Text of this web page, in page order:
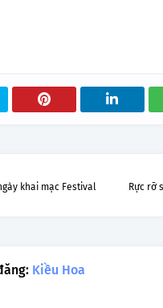
Rực rỡ
khai mạc Festival
Kiều Hoa